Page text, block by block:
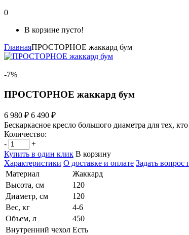
0
В корзине пусто!
ГлавнаяПРОСТОРНОЕ жаккард бум
-7%
ПРОСТОРНОЕ жаккард бум
6 980 ₽ 6 490 ₽
Бескаркасное кресло большого диаметра для тех,
Количество:
-
+
Купить в один клик В корзину
Характеристики О доставке и оплате Задать вопрос
Материал
Жаккард
Высота, см
120
Диаметр, см
120
Вес, кг
4-6
Объем, л
450
Внутренний чехол Есть